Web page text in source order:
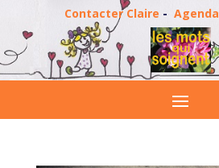
Contacter Claire - Agenda